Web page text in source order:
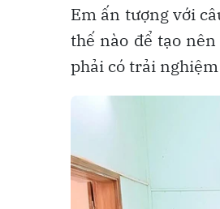
Em ấn tượng với
thế nào để tạo
phải có trải